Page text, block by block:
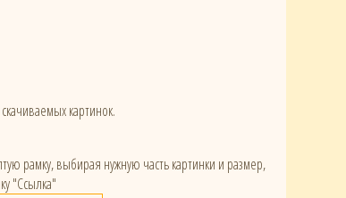
картинок.
рамку, выбирая нужную часть картинки и размер,
"Ссылка"